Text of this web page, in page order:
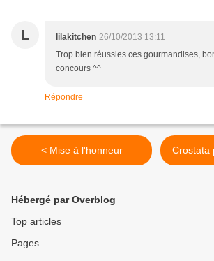
L lilakitchen 26/10/2013 13:11
Trop bien réussies ces gourmandises,
concours ^^
Répondre
< Mise à l'honneur
Hébergé par Overblog
Top articles
Pages